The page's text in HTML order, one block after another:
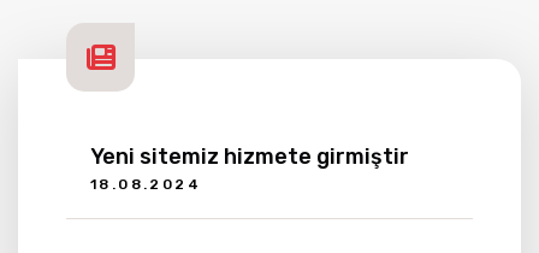
Yeni sitemiz hizmete girmiştir
18.08.2024